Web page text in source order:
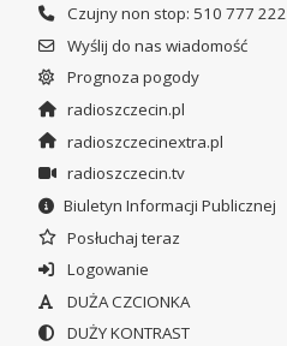
Czujny non stop: 510 777 222
Wyślij do nas wiadomość
Prognoza pogody
radioszczecin.pl
radioszczecinextra.pl
radioszczecin.tv
Biuletyn Informacji Publicznej
Posłuchaj teraz
Logowanie
DUŻA CZCIONKA
DUŻY KONTRAST